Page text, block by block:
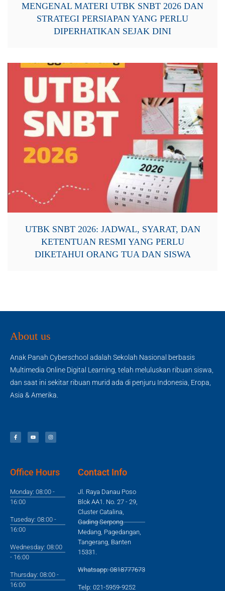
MENGENAL MATERI UTBK SNBT 2026 DAN
STRATEGI PERSIAPAN YANG PERLU
DIPERHATIKAN SEJAK DINI
UTBK SNBT 2026: JADWAL, SYARAT, DAN
KETENTUAN RESMI YANG PERLU
DIKETAHUI ORANG TUA DAN SISWA
About us
Anak Panah Cyberschool adalah Sekolah Nasional berbasis
Multimedia Online Digital Learning, telah meluluskan ribuan siswa,
dan saat ini sekitar ribuan murid ada di penjuru Indonesia, Eropa,
Asia & Amerika.
Office Hours
Monday: 08:00 -
16:00
Tuseday: 08:00 -
16:00
Wednesday: 08:00
- 16:00
Thursday: 08:00 -
16:00
Contact Info
Jl. Raya Danau Poso
Blok AA1. No. 27 - 29,
Cluster Catalina,
Gading Serpong.
Medang, Pagedangan,
Tangerang, Banten
15331.
Whatsapp: 0818777673
Telp: 021-5959-9252